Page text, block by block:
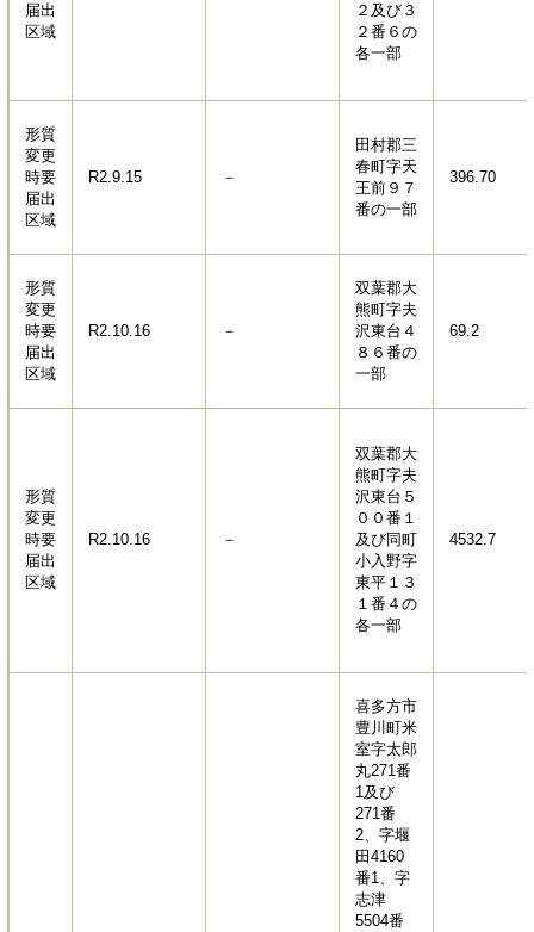
届出
区域
２及び３
２番６の
各一部
形質
変更
時要
届出
区域
R2.9.15 －
田村郡三
春町字天
王前９７
番の一部
396.70
形質
変更
時要
届出
区域
R2.10.16 －
双葉郡大
熊町字夫
沢東台４
８６番の
一部
69.2
形質
変更
時要
届出
区域
R2.10.16 －
双葉郡大
熊町字夫
沢東台５
００番１
及び同町
小入野字
東平１３
１番４の
各一部
4532.7
喜多方市
豊川町米
室字太郎
丸271番
1及び
271番
2、字堰
田4160
番1、字
志津
5504番